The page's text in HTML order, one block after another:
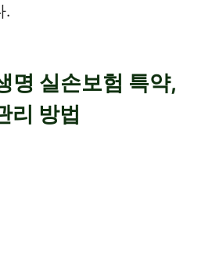
.
명 실손보험 특약,
리 방법